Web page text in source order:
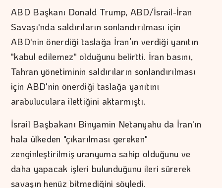
ABD Başkanı Donald Trump, ABD/İsrail-İran
Savaşı'nda saldırıların sonlandırılması için
ABD'nin önerdiği taslağa İran’ın verdiği yanıtın
"kabul edilemez" olduğunu belirtti. İran basını,
Tahran yönetiminin saldırıların sonlandırılması
için ABD'nin önerdiği taslağa yanıtını
arabuluculara ilettiğini aktarmıştı.
İsrail Başbakanı Binyamin Netanyahu da İran'ın
hala ülkeden "çıkarılması gereken"
zenginleştirilmiş uranyuma sahip olduğunu ve
daha yapacak işleri bulunduğunu ileri sürerek
savaşın henüz bitmediğini söyledi.